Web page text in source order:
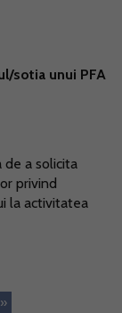
sotia unui PFA
de a solicita
privind
la activitatea
»